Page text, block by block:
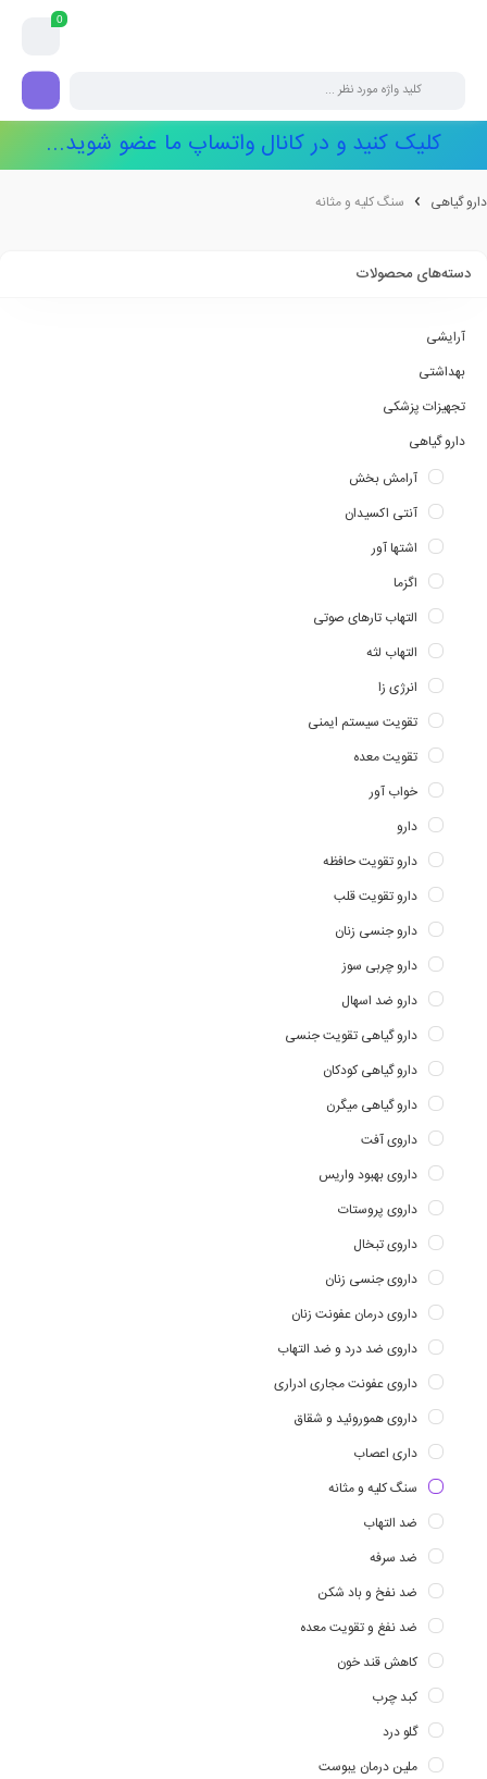
0
کلیک کنید و در کانال واتساپ ما عضو شوید...
دارو گیاهی سنگ کلیه و مثانه
دسته‌های محصولات
آرایشی
بهداشتی
تجهیزات پزشکی
دارو گیاهی
آرامش بخش
آنتی اکسیدان
اشتها آور
اگزما
التهاب تارهای صوتی
التهاب لثه
انرژی زا
تقویت سیستم ایمنی
تقویت معده
خواب آور
دارو
دارو تقویت حافظه
دارو تقویت قلب
دارو جنسی زنان
دارو چربی سوز
دارو ضد اسهال
دارو گیاهی تقویت جنسی
دارو گیاهی کودکان
دارو گیاهی میگرن
داروی آفت
داروی بهبود واریس
داروی پروستات
داروی تبخال
داروی جنسی زنان
داروی درمان عفونت زنان
داروی ضد درد و ضد التهاب
داروی عفونت مجاری ادراری
داروی هموروئید و شقاق
داری اعصاب
سنگ کلیه و مثانه
ضد التهاب
ضد سرفه
ضد نفخ و باد شکن
ضد نفغ و تقویت معده
کاهش قند خون
کبد چرب
گلو درد
ملین درمان یبوست